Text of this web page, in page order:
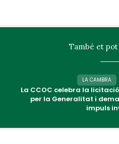
També et
LA CAMBRA
La CCOC celebra la
per la Generalitat i
impuls